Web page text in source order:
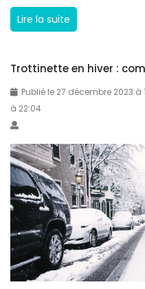
a
r
t
n
é
l
e
c
t
r
i
q
Lire la suite
e
r
t
r
o
t
t
i
n
e
Trottinette en hiver :
Publié le 27 décembre 2023 à
à 22:04